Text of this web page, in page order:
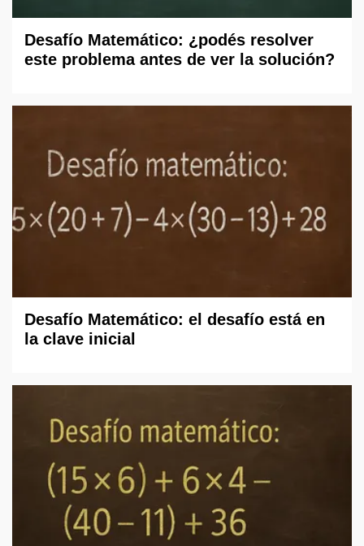
Desafío Matemático: ¿podés resolver
este problema antes de ver la solución?
Desafío Matemático: el desafío está en
la clave inicial